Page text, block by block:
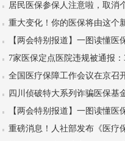
居民医保参保人注意啦，取消
重大变化！你的医保将由这个
【两会特别报道】一图读懂医
7家医保定点医院违规被通报：
全国医疗保障工作会议在京召
【两会特别报道】一图读懂医
重磅消息！人社部发布《医疗